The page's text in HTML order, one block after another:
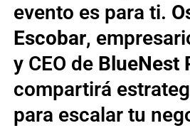
evento es para ti.
Escobar,
y CEO de BlueNest
compartirá
para escalar tu